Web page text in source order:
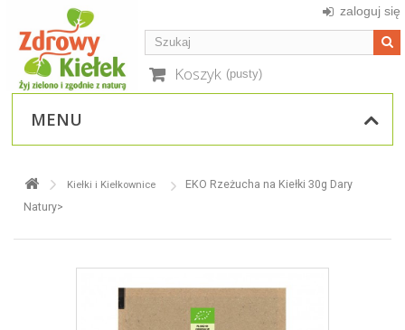
zaloguj się
Koszyk (pusty)
MENU
Kiełki i Kiełkownice
EKO Rzeżucha na Kiełki 30g Dary
Natury>